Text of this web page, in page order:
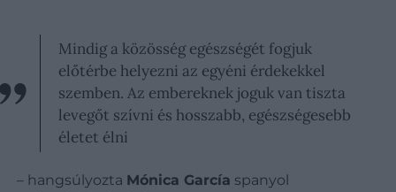
Mindig a közösség egészségét fogjuk
előtérbe helyezni az egyéni érdekekkel
szemben. Az embereknek joguk van tiszta
levegőt szívni és hosszabb, egészségesebb
életet élni
– hangsúlyozta Mónica García spanyol